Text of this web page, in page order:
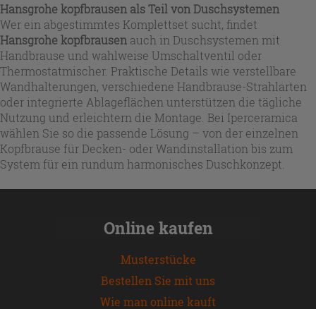
Hansgrohe kopfbrausen als Teil von Duschsystemen
Wer ein abgestimmtes Komplettset sucht, findet
Hansgrohe kopfbrausen auch in Duschsystemen mit
Handbrause und wahlweise Umschaltventil oder
Thermostatmischer. Praktische Details wie verstellbare
Wandhalterungen, verschiedene Handbrause-Strahlarten
oder integrierte Ablageflächen unterstützen die tägliche
Nutzung und erleichtern die Montage. Bei Iperceramica
wählen Sie so die passende Lösung – von der einzelnen
Kopfbrause für Decken- oder Wandinstallation bis zum
System für ein rundum harmonisches Duschkonzept.
Online kaufen
Musterstücke
Bestellen Sie mit uns
Wie man online kauft